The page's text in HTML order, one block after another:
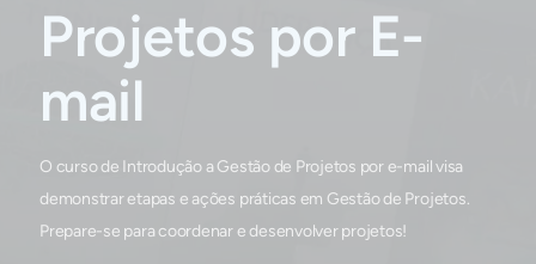
Projetos por E-
mail
O curso de Introdução a Gestão de Projetos por e-mail visa
demonstrar etapas e ações práticas em Gestão de Projetos.
Prepare-se para coordenar e desenvolver projetos!